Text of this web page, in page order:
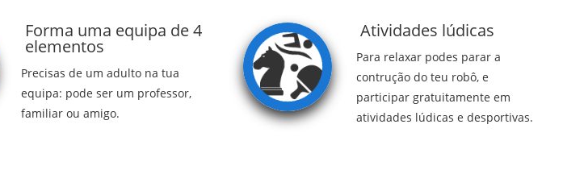
Forma uma equipa de 4
elementos
Precisas de um adulto na tua
equipa: pode ser um professor,
familiar ou amigo.
Atividades lúdicas
Para relaxar podes parar a
contrução do teu robô, e
participar gratuitamente em
atividades lúdicas e desportivas.